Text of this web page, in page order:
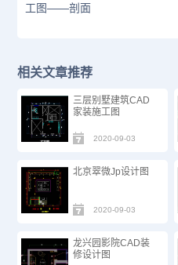
工图——剖面
相关文章推荐
三层别墅建筑CAD
家装施工图
2020-09-03
北京翠微Jp设计图
2020-09-03
龙兴园影院CAD装
修设计图